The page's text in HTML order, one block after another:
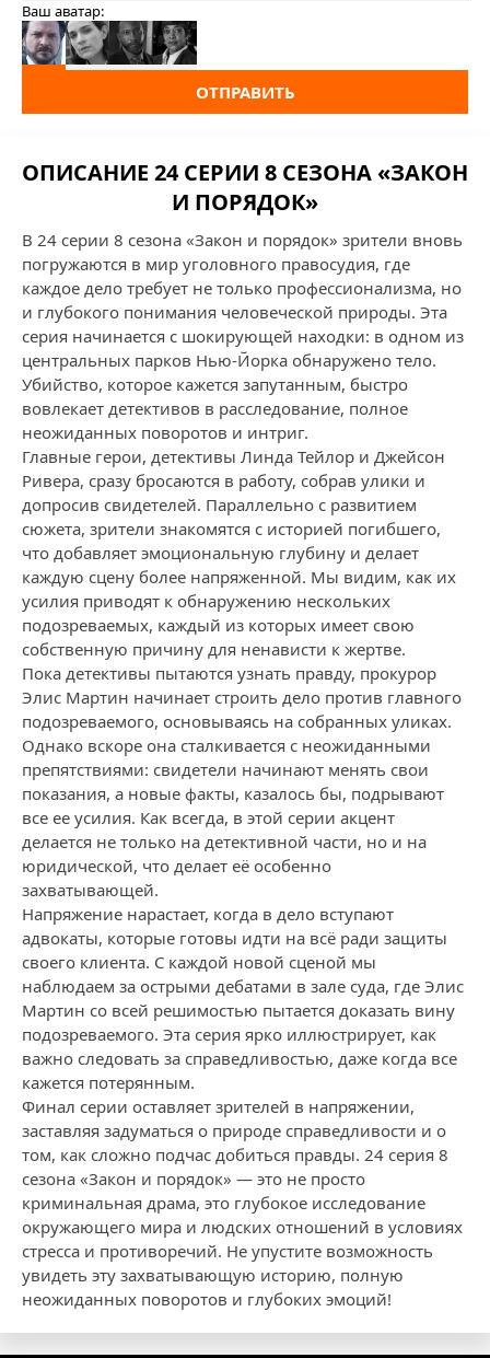
Ваш аватар:
ОТПРАВИТЬ
ОПИСАНИЕ 24 СЕРИИ 8 СЕЗОНА «ЗАКОН
И ПОРЯДОК»
В 24 серии 8 сезона «Закон и порядок» зрители вновь
погружаются в мир уголовного правосудия, где
каждое дело требует не только профессионализма, но
и глубокого понимания человеческой природы. Эта
серия начинается с шокирующей находки: в одном из
центральных парков Нью-Йорка обнаружено тело.
Убийство, которое кажется запутанным, быстро
вовлекает детективов в расследование, полное
неожиданных поворотов и интриг.
Главные герои, детективы Линда Тейлор и Джейсон
Ривера, сразу бросаются в работу, собрав улики и
допросив свидетелей. Параллельно с развитием
сюжета, зрители знакомятся с историей погибшего,
что добавляет эмоциональную глубину и делает
каждую сцену более напряженной. Мы видим, как их
усилия приводят к обнаружению нескольких
подозреваемых, каждый из которых имеет свою
собственную причину для ненависти к жертве.
Пока детективы пытаются узнать правду, прокурор
Элис Мартин начинает строить дело против главного
подозреваемого, основываясь на собранных уликах.
Однако вскоре она сталкивается с неожиданными
препятствиями: свидетели начинают менять свои
показания, а новые факты, казалось бы, подрывают
все ее усилия. Как всегда, в этой серии акцент
делается не только на детективной части, но и на
юридической, что делает её особенно
захватывающей.
Напряжение нарастает, когда в дело вступают
адвокаты, которые готовы идти на всё ради защиты
своего клиента. С каждой новой сценой мы
наблюдаем за острыми дебатами в зале суда, где Элис
Мартин со всей решимостью пытается доказать вину
подозреваемого. Эта серия ярко иллюстрирует, как
важно следовать за справедливостью, даже когда все
кажется потерянным.
Финал серии оставляет зрителей в напряжении,
заставляя задуматься о природе справедливости и о
том, как сложно подчас добиться правды. 24 серия 8
сезона «Закон и порядок» — это не просто
криминальная драма, это глубокое исследование
окружающего мира и людских отношений в условиях
стресса и противоречий. Не упустите возможность
увидеть эту захватывающую историю, полную
неожиданных поворотов и глубоких эмоций!